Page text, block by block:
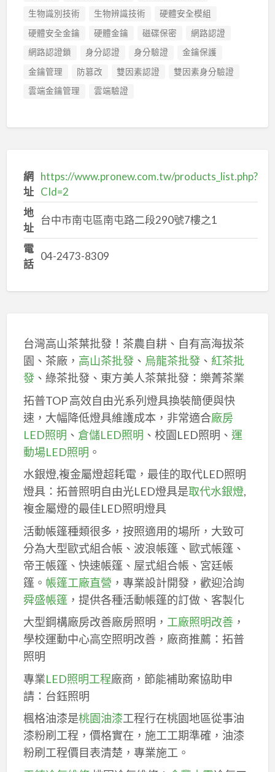
生物識別技術
生物辨識技術
硬體安全模組
硬體安全金鑰
硬體金鑰 磁碟保密
網路認證
網路認證鎖
身分認證 身分驗證
金鑰保護
金鑰管理
防篡改 雙因素認證
雙因素身分驗證
雲端金鑰管理
雲端驗證
網
址
https://www.pronew.com.tw/products_list.php?
CId=2
地
址
台中市南屯區南屯路二段290號7樓之1
電
話
04-2473-8309
台灣高山茶葉批發！茶農自耕、自有高海拔茶
園、茶廠， 高山茶批發、 烏龍茶批發、 紅茶批
發、綠茶批發、東方美人茶葉批發：樂菁茶業
拓普TOP 高效自由光系列燈具換裝簡便與快
速，大幅降低燈具維護成本，非常適合廠房
LED照明 、 倉儲LED照明 、校園LED照明、 運
動場LED照明 。
水銀燈,複金屬燈超耗電，最佳的取代LED照明
燈具：拓普照明自由光LED燈具是取代水銀燈,
複金屬燈的最佳LED照明燈具
活動帳篷種類很多，按照適用的場所，大致可
分為大型歐式組合帳、波浪帳篷、歐式帳篷、
帝王帳篷、快速帳篷、屋式組合帳、宮廷帳
篷。 帳篷工廠直營 ，專業設計開發，歡迎洽詢
舜盛帳篷，提供各種活動帳篷的訂做、客製化
大型鋼構廠房改善廠房照明， 工廠照明改善，
學校運動中心高空照明改善，廠商推薦：拓普
照明
專業LED照明工程廠商，節能補助案協助申
請：台鈺照明
楓格油漆是桃園油漆工程行在桃園地區從事油
漆粉刷工程，價格實在，施工工期準確，油漆
粉刷工程價目表清楚，專業施工。